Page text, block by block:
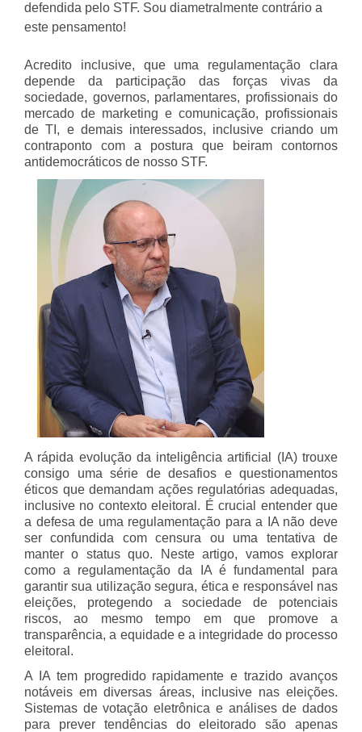
defendida pelo STF. Sou diametralmente contrário a
este pensamento!
Acredito inclusive, que uma regulamentação clara
depende da participação das forças vivas da
sociedade, governos, parlamentares, profissionais do
mercado de marketing e comunicação, profissionais
de TI, e demais interessados, inclusive criando um
contraponto com a postura que beiram contornos
antidemocráticos de nosso STF.
A rápida evolução da inteligência artificial (IA) trouxe
consigo uma série de desafios e questionamentos
éticos que demandam ações regulatórias adequadas,
inclusive no contexto eleitoral. É crucial entender que
a defesa de uma regulamentação para a IA não deve
ser confundida com censura ou uma tentativa de
manter o status quo. Neste artigo, vamos explorar
como a regulamentação da IA é fundamental para
garantir sua utilização segura, ética e responsável nas
eleições, protegendo a sociedade de potenciais
riscos, ao mesmo tempo em que promove a
transparência, a equidade e a integridade do processo
eleitoral.
A IA tem progredido rapidamente e trazido avanços
notáveis em diversas áreas, inclusive nas eleições.
Sistemas de votação eletrônica e análises de dados
para prever tendências do eleitorado são apenas